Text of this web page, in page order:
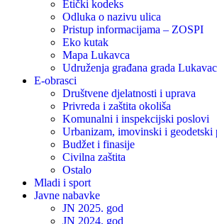
Etički kodeks
Odluka o nazivu ulica
Pristup informacijama – ZOSPI
Eko kutak
Mapa Lukavca
Udruženja građana grada Lukavac
E-obrasci
Društvene djelatnosti i uprava
Privreda i zaštita okoliša
Komunalni i inspekcijski poslovi
Urbanizam, imovinski i geodetski
Budžet i finasije
Civilna zaštita
Ostalo
Mladi i sport
Javne nabavke
JN 2025. god
JN 2024. god